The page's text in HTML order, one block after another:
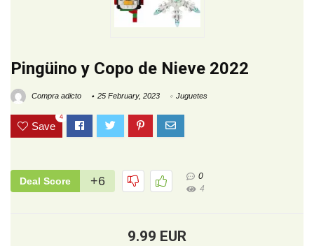
Pingüino y Copo de Nieve 2022
Compra adicto 25 February, 2023 Juguetes
Save
4
Deal Score +6
0
4
9.99 EUR